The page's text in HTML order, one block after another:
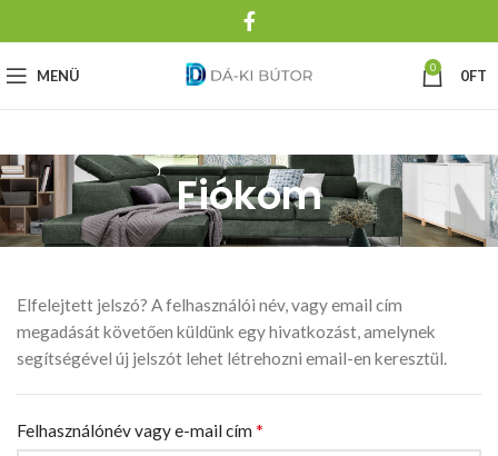
MENÜ 0 0FT
Fiókom
Elfelejtett jelszó? A felhasználói név, vagy email cím
megadását követően küldünk egy hivatkozást, amelynek
segítségével új jelszót lehet létrehozni email-en keresztül.
Felhasználónév vagy e-mail cím*